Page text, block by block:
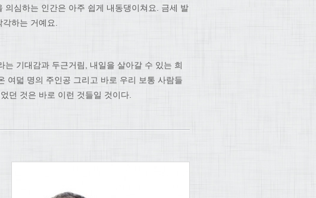
심하는 인간은 아주 쉽게 내동댕이쳐요. 금세 발
하는 거예요.
기대감과 두근거림, 내일을 살아갈 수 있는 희
여덟 명의 주인공 그리고 바로 우리 보통 사람들
던 것은 바로 이런 것들일 것이다.